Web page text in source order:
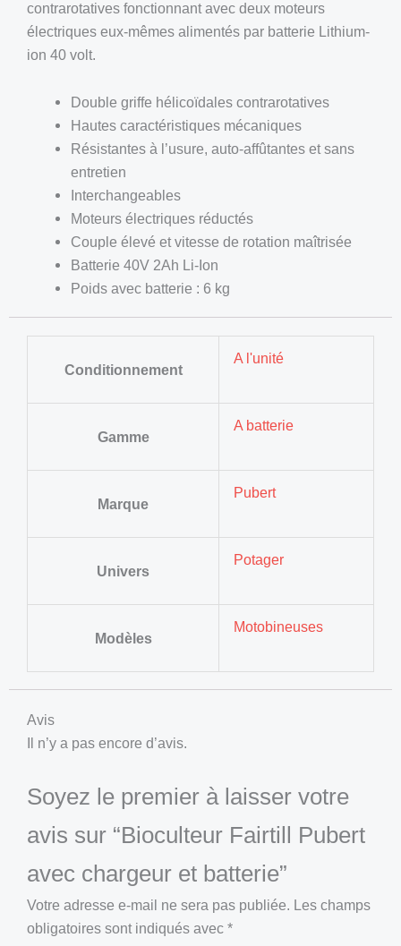
contrarotatives fonctionnant avec deux moteurs
électriques eux-mêmes alimentés par batterie Lithium-
ion 40 volt.
Double griffe hélicoïdales contrarotatives
Hautes caractéristiques mécaniques
Résistantes à l’usure, auto-affûtantes et sans
entretien
Interchangeables
Moteurs électriques réductés
Couple élevé et vitesse de rotation maîtrisée
Batterie 40V 2Ah Li-Ion
Poids avec batterie : 6 kg
Conditionnement
A l'unité
Gamme
A batterie
Marque
Pubert
Univers
Potager
Modèles
Motobineuses
Avis
Il n’y a pas encore d’avis.
Soyez le premier à laisser votre
avis sur “Bioculteur Fairtill Pubert
avec chargeur et batterie”
Votre adresse e-mail ne sera pas publiée. Les champs
obligatoires sont indiqués avec *